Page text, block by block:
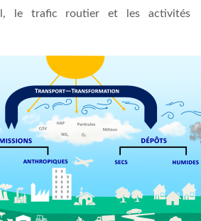
le trafic routier et les activités